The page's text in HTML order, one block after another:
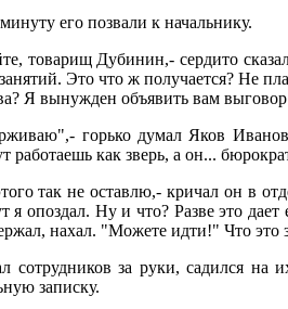
его позвали к начальнику.
товарищ Дубинин,- сердито
Это что ж получается? Не
Я вынужден объявить вам
горько думал Яков
работаешь как зверь, а он...
так не оставлю,- кричал он в
я опоздал. Ну и что? Разве это
нахал. "Можете идти!" Что это
сотрудников за руки, садился на
записку.